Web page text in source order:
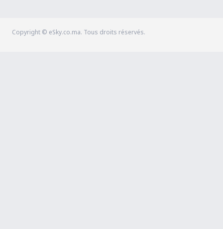
Copyright © eSky.co.ma. Tous droits réservés.